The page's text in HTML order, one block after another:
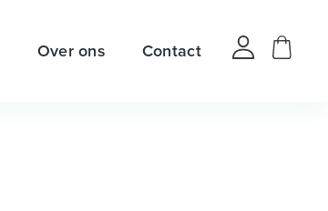
Over ons Contact